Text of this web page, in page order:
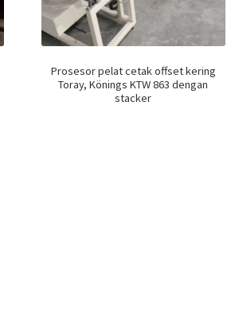
Prosesor pelat cetak offset kering
Toray, Könings KTW 863 dengan
stacker